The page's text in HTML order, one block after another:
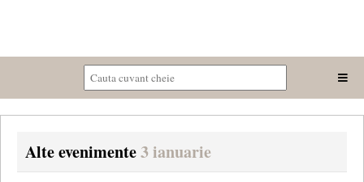
Alte evenimente3 ianuarie